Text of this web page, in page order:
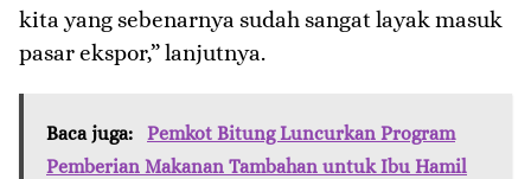
kita yang sebenarnya sudah sangat layak masuk
pasar ekspor,” lanjutnya.
Baca juga:
Pemkot Bitung Luncurkan Program
Pemberian Makanan Tambahan untuk Ibu Hamil